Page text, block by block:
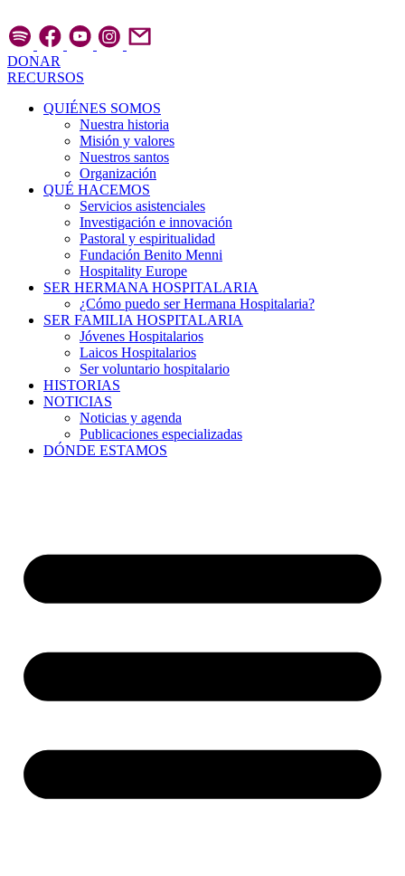
al
contenido
DONAR
RECURSOS
QUIÉNES SOMOS
Nuestra historia
Misión y valores
Nuestros santos
Organización
QUÉ HACEMOS
Servicios asistenciales
Investigación e innovación
Pastoral y espiritualidad
Fundación Benito Menni
Hospitality Europe
SER HERMANA HOSPITALARIA
¿Cómo puedo ser Hermana Hospitalaria?
SER FAMILIA HOSPITALARIA
Jóvenes Hospitalarios
Laicos Hospitalarios
Ser voluntario hospitalario
HISTORIAS
NOTICIAS
Noticias y agenda
Publicaciones especializadas
DÓNDE ESTAMOS